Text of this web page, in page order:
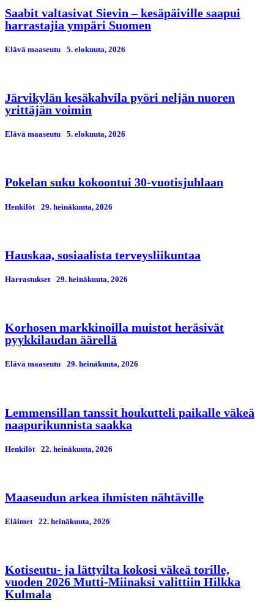
Saabit valtasivat Sievin – kesäpäiville saapui
harrastajia ympäri Suomen
Elävä maaseutu 5. elokuuta, 2026
Järvikylän kesäkahvila pyöri neljän nuoren
yrittäjän voimin
Elävä maaseutu 5. elokuuta, 2026
Pokelan suku kokoontui 30-vuotisjuhlaan
Henkilöt 29. heinäkuuta, 2026
Hauskaa, sosiaalista terveysliikuntaa
Harrastukset 29. heinäkuuta, 2026
Korhosen markkinoilla muistot heräsivät
pyykkilaudan äärellä
Elävä maaseutu 29. heinäkuuta, 2026
Lemmensillan tanssit houkutteli paikalle väkeä
naapurikunnista saakka
Henkilöt 22. heinäkuuta, 2026
Maaseudun arkea ihmisten nähtäville
Eläimet 22. heinäkuuta, 2026
Kotiseutu- ja lättyilta kokosi väkeä torille,
vuoden 2026 Mutti-Miinaksi valittiin Hilkka
Kulmala